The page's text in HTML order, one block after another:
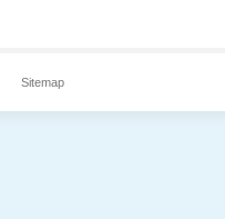
Sitemap